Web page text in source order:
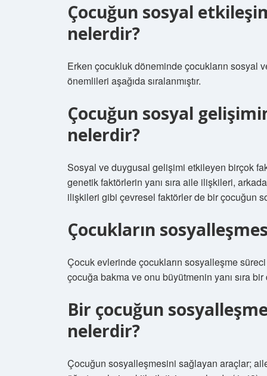
Çocuğun sosyal
nelerdir?
Erken çocukluk döneminde çocukların sosyal
önemlileri aşağıda sıralanmıştır.
Çocuğun sosyal
nelerdir?
Sosyal ve duygusal gelişimi etkileyen birçok
genetik faktörlerin yanı sıra aile ilişkileri,
ilişkileri gibi çevresel faktörler de bir çocuğun
Çocukların
Çocuk evlerinde çocukların sosyalleşme
çocuğa bakma ve onu büyütmenin yanı sıra
Bir çocuğun
nelerdir?
Çocuğun sosyalleşmesini sağlayan araçlar;